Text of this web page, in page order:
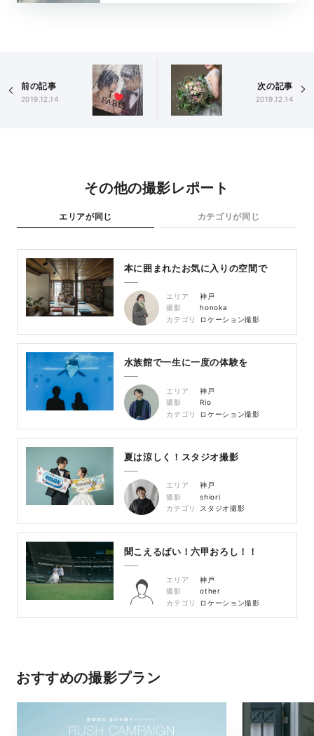
前の記事
2019.12.14
次の記事
2019.12.14
その他の撮影レポート
エリアが同じ カテゴリが同じ
本に囲まれたお気に入りの空間で
エリア
神戸
撮影
honoka
カテゴリ
ロケーション撮影
水族館で一生に一度の体験を
エリア
神戸
撮影
Rio
カテゴリ
ロケーション撮影
夏は涼しく！スタジオ撮影
エリア
神戸
撮影
shiori
カテゴリ
スタジオ撮影
聞こえるばい！六甲おろし！！
エリア
神戸
撮影
other
カテゴリ
ロケーション撮影
おすすめの撮影プラン